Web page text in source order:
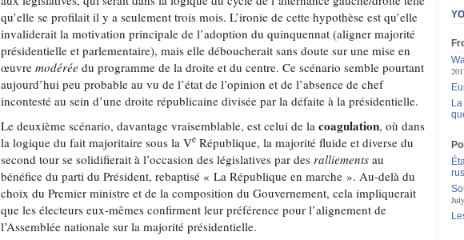
qu’elle se profilait il y a seulement trois mois. L’ironie de cette hypothèse est qu’elle
invaliderait la motivation principale de l’adoption du quinquennat (aligner majorité
présidentielle et parlementaire), mais elle déboucherait sans doute sur une mise en
œuvremodérée du programme de la droite et du centre. Ce scénario semble pourtant
aujourd’hui peu probable au vu de l’état de l’opinion et de l’absence de chef
incontesté au sein d’une droite républicaine divisée par la défaite à la présidentielle.
Le deuxième scénario, davantage vraisemblable, est celui de lacoagulation, où dans
la logique du fait majoritaire sous la Ve République, la majorité fluide et diverse du
second tour se solidifierait à l’occasion des législatives par desralliements au
bénéfice du parti du Président, rebaptisé « La République en marche ». Au-delà du
choix du Premier ministre et de la composition du Gouvernement, cela impliquerait
que les électeurs eux-mêmes confirment leur préférence pour l’alignement de
l’Assemblée nationale sur la majorité présidentielle.